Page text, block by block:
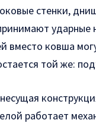
стенки,
ударные
вместо ковша
той же:
работает